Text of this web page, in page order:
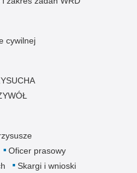
cywilnej
Oficer prasowy
Skargi i wnioski